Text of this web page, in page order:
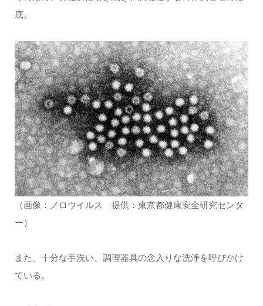
底。
（画像：ノロウイルス 提供：東京都健康安全研究センタ
ー）
また、十分な手洗い、調理器具の念入りな洗浄を呼びかけ
ている。